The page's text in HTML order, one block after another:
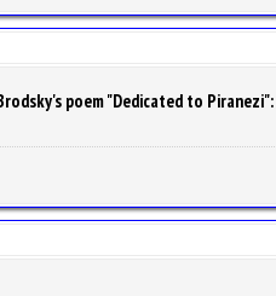
poem "Dedicated to